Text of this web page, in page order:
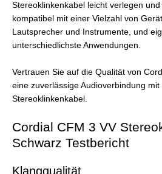
Stereoklinkenkabel leicht verlegen
kompatibel mit einer Vielzahl von
Lautsprecher und Instrumente, und
unterschiedlichste Anwendungen.
Vertrauen Sie auf die Qualität von
eine zuverlässige Audioverbindung
Stereoklinkenkabel.
Cordial CFM 3 VV
Schwarz Testbericht
Klangqualität